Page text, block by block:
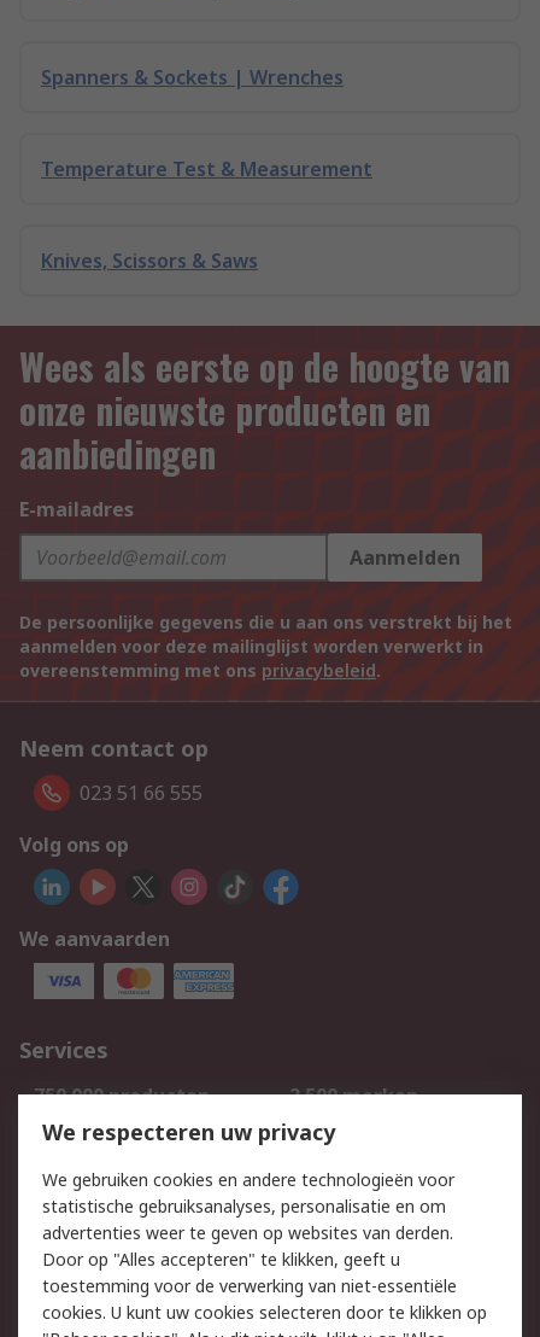
Spanners & Sockets | Wrenches
Temperature Test & Measurement
Knives, Scissors & Saws
Wees als eerste op de hoogte van
onze nieuwste producten en
aanbiedingen
E-mailadres
Aanmelden
De persoonlijke gegevens die u aan ons verstrekt bij het
aanmelden voor deze mailinglijst worden verwerkt in
overeenstemming met ons privacybeleid.
Neem contact op
023 51 66 555
Volg ons op
We aanvaarden
Services
750.000 producten
2.500 merken
Bestellen
Inkoopoplossingen
Track & Trace
Wettelijk
Cookiebeleid
Email veiligheid
We respecteren uw privacy
We gebruiken cookies en andere technologieën voor
statistische gebruiksanalyses, personalisatie en om
advertenties weer te geven op websites van derden.
Door op "Alles accepteren" te klikken, geeft u
toestemming voor de verwerking van niet-essentiële
cookies. U kunt uw cookies selecteren door te klikken op